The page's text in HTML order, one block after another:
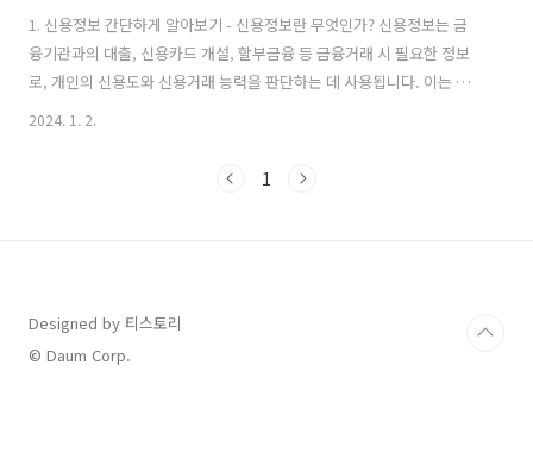
1. 신용정보 간단하게 알아보기 - 신용정보란 무엇인가? 신용정보는 금
융기관과의 대출, 신용카드 개설, 할부금융 등 금융거래 시 필요한 정보
로, 개인의 신용도와 신용거래 능력을 판단하는 데 사용됩니다. 이는 금
융 거래에 있어 매우 중요하며, 신용도가 높을수록 금융 거래 시 유리한
인 방법 본인 신용정보는 한국신용정보원이 제공하는 무료 조회 서비스
2024. 1. 2.
1
Designed by 티스토리
© Daum Corp.